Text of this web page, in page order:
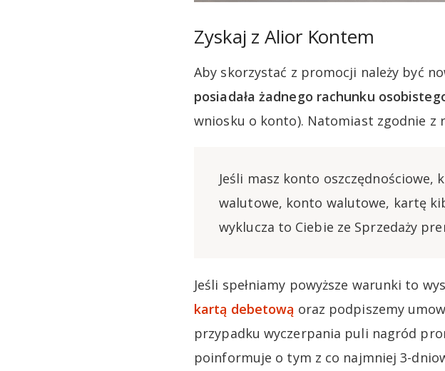
Zyskaj z Alior Kontem
Aby skorzystać z promocji należy być
posiadała żadnego rachunku
wniosku o konto). Natomiast zgodnie z
Jeśli masz konto
walutowe, konto walutowe, kartę
wyklucza to Ciebie ze Sprzedaży
Jeśli spełniamy powyższe warunki to
kartą debetową oraz podpiszemy
przypadku wyczerpania puli nagród
poinformuje o tym z co najmniej 3-